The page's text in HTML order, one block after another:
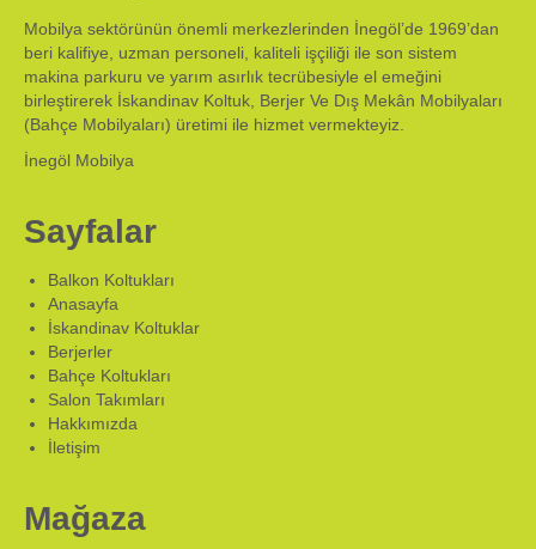
Mobilya sektörünün önemli merkezlerinden İnegöl’de 1969’dan
beri kalifiye, uzman personeli, kaliteli işçiliği ile son sistem
makina parkuru ve yarım asırlık tecrübesiyle el emeğini
birleştirerek İskandinav Koltuk, Berjer Ve Dış Mekân Mobilyaları
(Bahçe Mobilyaları) üretimi ile hizmet vermekteyiz.
İnegöl Mobilya
Sayfalar
Balkon Koltukları
Anasayfa
İskandinav Koltuklar
Berjerler
Bahçe Koltukları
Salon Takımları
Hakkımızda
İletişim
Mağaza